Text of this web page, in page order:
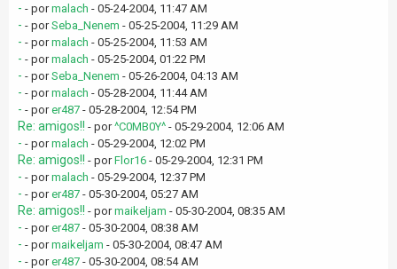
- - pormalach - 05-24-2004, 11:47 AM
- - porSeba_Nenem - 05-25-2004, 11:29 AM
- - pormalach - 05-25-2004, 11:53 AM
- - pormalach - 05-25-2004, 01:22 PM
- - porSeba_Nenem - 05-26-2004, 04:13 AM
- - pormalach - 05-28-2004, 11:44 AM
- - porer487 - 05-28-2004, 12:54 PM
Re: amigos!! - por^C0MB0Y^ - 05-29-2004, 12:06 AM
- - pormalach - 05-29-2004, 12:02 PM
Re: amigos!! - porFlor16 - 05-29-2004, 12:31 PM
- - pormalach - 05-29-2004, 12:37 PM
- - porer487 - 05-30-2004, 05:27 AM
Re: amigos!! - pormaikeljam - 05-30-2004, 08:35 AM
- - porer487 - 05-30-2004, 08:38 AM
- - pormaikeljam - 05-30-2004, 08:47 AM
- - porer487 - 05-30-2004, 08:54 AM